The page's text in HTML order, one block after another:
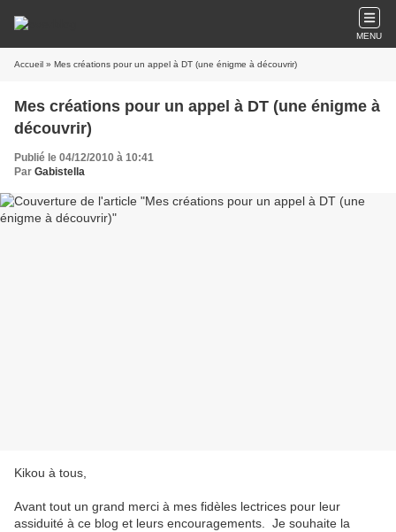
MENU
Accueil » Mes créations pour un appel à DT (une énigme à découvrir)
Mes créations pour un appel à DT (une énigme à
découvrir)
Publié le 04/12/2010 à 10:41
Par Gabistella
Kikou à tous,
Avant tout un grand merci à mes fidèles lectrices pour leur
assiduité à ce blog et leurs encouragements. Je souhaite la